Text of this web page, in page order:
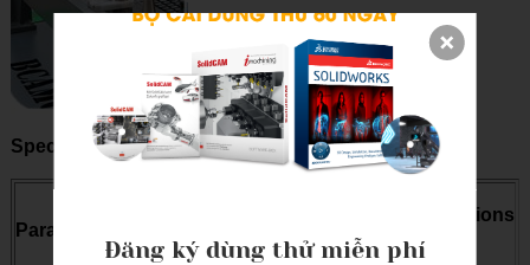
Specfitication:
Parameters
Standard Specifications
BCM1325C
Đăng ký dùng thử miễn phí